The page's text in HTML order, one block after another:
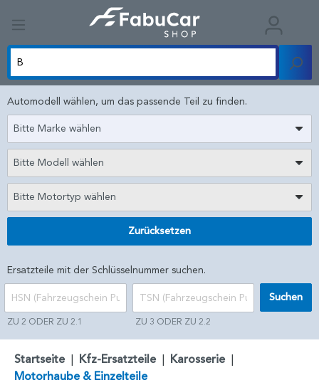
Automodell wählen, um das passende Teil zu finden.
Bitte Marke wählen
Bitte Modell wählen
Bitte Motortyp wählen
Zurücksetzen
Ersatzteile mit der Schlüsselnummer suchen.
ZU 2 ODER ZU 2.1 ZU 3 ODER ZU 2.2
Suchen
Startseite | Kfz-Ersatzteile | Karosserie |
Motorhaube & Einzelteile